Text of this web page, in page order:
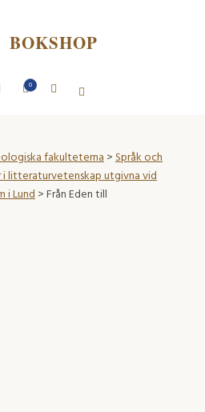
BOKSHOP
0
fakulteterna>Språk och
i litteraturvetenskap utgivna vid
i Lund> Från Eden till